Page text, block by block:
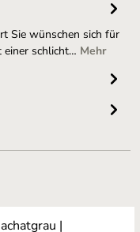
Sie wünschen sich für
einer schlicht… Mehr